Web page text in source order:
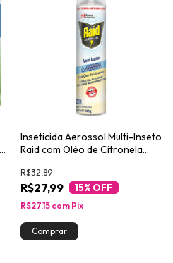
Inseticida Aerossol Multi-Inseto
Raid com Oléo de Citronela
R$27,99
R$32,89
15% OFF
R$27,15 com Pix